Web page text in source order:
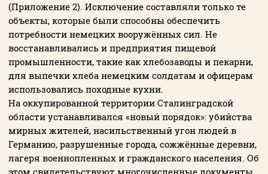
(Приложение 2). Исключение составляли только те
объекты, которые были способны обеспечить
потребности немецких вооружённых сил. Не
восстанавливались и предприятия пищевой
промышленности, такие как хлебозаводы и пекарни,
для выпечки хлеба немецким солдатам и офицерам
использовались походные кухни.
На оккупированной территории Сталинградской
области устанавливался «новый порядок»: убийства
мирных жителей, насильственный угон людей в
Германию, разрушенные города, сожжённые деревни,
лагеря военнопленных и гражданского населения. Об
этом свидетельствуют многочисленные документы,